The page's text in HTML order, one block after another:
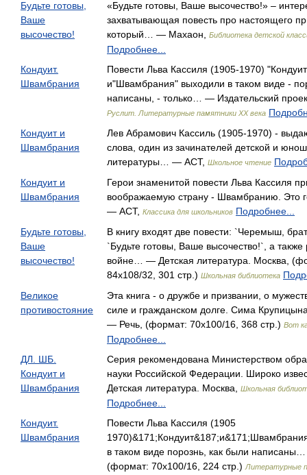
Будьте готовы,
Ваше
высочество!
«Будьте готовы, Ваше высочество!» –
захватывающая повесть про настоящего
который… — Махаон,
Библиотека детской
Подробнее...
Кондуит.
Швамбрания
Повести Льва Кассиля (1905-1970)
и"Швамбрания" выходили в таком виде -
написаны, - только… — Издательский
Руслит. Литературные памятники ХХ века
Кондуит и
Швамбрания
Лев Абрамович Кассиль (1905-1970) -
слова, один из зачинателей детской и
литературы… — АСТ, Школьное чтение
Кондуит и
Швамбрания
Герои знаменитой повести Льва Кассиля
воображаемую страну - Швамбранию. Это
— АСТ, Классика для школьников Подробнее...
Будьте готовы,
Ваше
высочество!
В книгу входят две повести: `Черемыш,
`Будьте готовы, Ваше высочество!`, а также
войне… — Детская литература. Москва,
84x108/32, 301 стр.) Школьная библиотека
Великое
противостояние
Эта книга - о дружбе и призвании, о
силе и гражданском долге. Сима
— Речь, (формат: 70x100/16, 368 стр.) Вот
Подробнее...
ДЛ. ШБ.
Кондуит и
Швамбрания
Серия рекомендована Министерством
науки Российской Федерации. Широко
Детская литература. Москва,
Школьная
Подробнее...
Кондуит.
Швамбрания
Повести Льва Кассиля (1905
в таком виде порознь, как были
(формат: 70x100/16, 224 стр.) Литературные